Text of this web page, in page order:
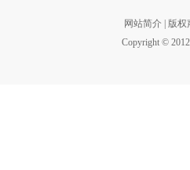
网站简介
版权
Copyright ©